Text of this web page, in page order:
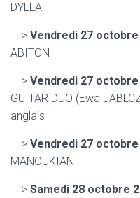
DYLLA
> Vendredi 27 octobre
ABITON
> Vendredi 27 octobre
GUITAR DUO (Ewa
anglais
> Vendredi 27 octobre
MANOUKIAN
> Samedi 28 octobre